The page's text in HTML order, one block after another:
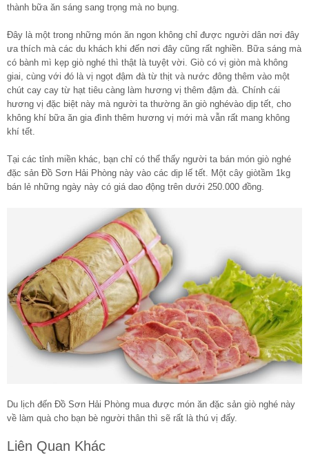
thành bữa ăn sáng sang trọng mà no bụng.
Đây là một trong những món ăn ngon không chỉ được người dân nơi đây
ưa thích mà các du khách khi đến nơi đây cũng rất nghiền. Bữa sáng mà
có bành mì kẹp giò nghé thì thật là tuyệt vời. Giò có vị giòn mà không
giai, cùng với đó là vị ngọt đậm đà từ thịt và nước đông thêm vào một
chút cay cay từ hạt tiêu càng làm hương vị thêm đậm đà. Chính cái
hương vị đặc biệt này mà người ta thường ăn giò nghévào dịp tết, cho
không khí bữa ăn gia đình thêm hương vị mới mà vẫn rất mang không
khí tết.
Tại các tỉnh miền khác, bạn chỉ có thể thấy người ta bán món giò nghé
đặc sản Đồ Sơn Hải Phòng này vào các dịp lế tết. Một cây giòtầm 1kg
bán lẻ những ngày này có giá dao động trên dưới 250.000 đồng.
Du lịch đến Đồ Sơn Hải Phòng mua được món ăn đặc sản giò nghé này
về làm quà cho bạn bè người thân thì sẽ rất là thú vị đấy.
Liên Quan Khác